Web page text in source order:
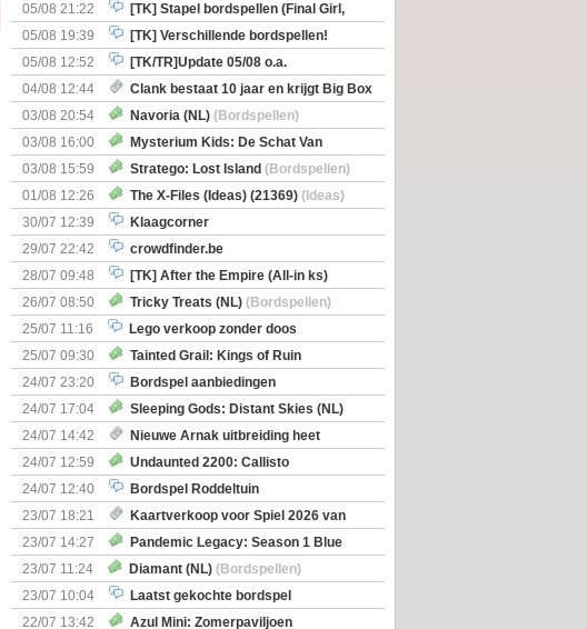
05/08 21:22
[TK] Stapel bordspellen (Final Girl,
Nemesis Retaliation, Zombicide Invader)
05/08 19:39
[TK] Verschillende bordspellen!
05/08 12:52
[TK/TR]Update 05/08 o.a.
Prijsverlagingen, Imperium Horizons, 20 Strong
04/08 12:44
Clank bestaat 10 jaar en krijgt Big Box
+ nieuwe uitbreiding
03/08 20:54 Navoria (NL) (Bordspellen)
03/08 16:00
Mysterium Kids: De Schat Van
Kapitein Boe
(Bordspellen)
03/08 15:59 Stratego: Lost Island (Bordspellen)
01/08 12:26
The X-Files (Ideas) (21369) (Ideas)
30/07 12:39
Klaagcorner
29/07 22:42
crowdfinder.be
28/07 09:48
[TK] After the Empire (All-in ks)
26/07 08:50
Tricky Treats (NL) (Bordspellen)
25/07 11:16
Lego verkoop zonder doos
25/07 09:30
Tainted Grail: Kings of Ruin
Uitbreiding: Wyrd Encounters(Bordspellen)
24/07 23:20
Bordspel aanbiedingen
24/07 17:04
Sleeping Gods: Distant Skies (NL)
(Bordspellen)
24/07 14:42
Nieuwe Arnak uitbreiding heet
Surprise Shipments
24/07 12:59
Undaunted 2200: Callisto
(Bordspellen)
24/07 12:40
Bordspel Roddeltuin
23/07 18:21
Kaartverkoop voor Spiel 2026 van
start
23/07 14:27
Pandemic Legacy: Season 1 Blue
(Bordspellen)
23/07 11:24 Diamant (NL) (Bordspellen)
23/07 10:04
Laatst gekochte bordspel
22/07 13:42
Azul Mini: Zomerpaviljoen